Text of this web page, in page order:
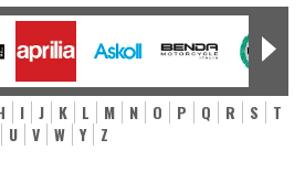
I J K L M N O P Q R S
T
U
V W Y Z